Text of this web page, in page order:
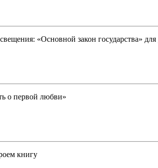
«Основной закон государства» для
о первой любви»
книгу